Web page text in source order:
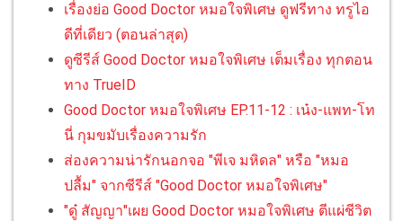
เรื่องย่อ Good Doctor หมอใจพิเศษ ดูฟรีทาง ทรูไอ
ดีที่เดียว (ตอนล่าสุด)
ดูซีรีส์ Good Doctor หมอใจพิเศษ เต็มเรื่อง ทุกตอน
ทาง TrueID
Good Doctor หมอใจพิเศษ EP.11-12 : เน๋ง-แพท-โท
นี่ กุมขมับเรื่องความรัก
ส่องความน่ารักนอกจอ "พีเจ มหิดล" หรือ "หมอ
ปลื้ม" จากซีรีส์ "Good Doctor หมอใจพิเศษ"
"ดู๋ สัญญา"เผย Good Doctor หมอใจพิเศษ ตีแผ่ชีวิต